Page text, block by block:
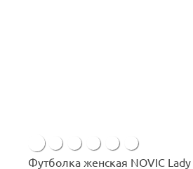
Футболка женская NOVIC Lady